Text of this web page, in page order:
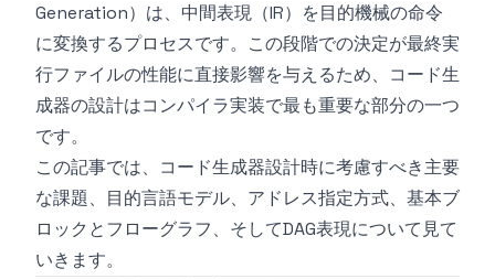
Generation）は、中間表現（IR）を目的機械の命令
に変換するプロセスです。この段階での決定が最終実
行ファイルの性能に直接影響を与えるため、コード生
成器の設計はコンパイラ実装で最も重要な部分の一つ
です。
この記事では、コード生成器設計時に考慮すべき主要
な課題、目的言語モデル、アドレス指定方式、基本ブ
ロックとフローグラフ、そしてDAG表現について見て
いきます。